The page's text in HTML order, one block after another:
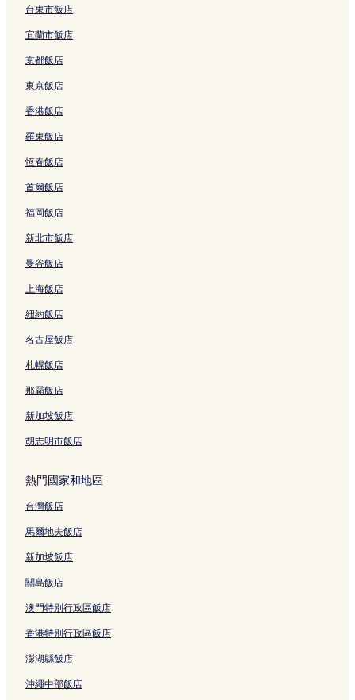
中野的出租公寓
豐島的旅館
豐島的青年旅館
豐島的出租公寓
大久保的出租公寓
港區的青年旅館
東京的青年旅館
東京的飯店式公寓
東京的出租公寓
合羽橋道具街 3 星級飯店
合羽橋道具街 2 星級飯店
台東 3 星級飯店
台東 4 星級飯店
台東 2 星級飯店
閥天堂附近的飯店
木馬亭附近的飯店
蛇骨湯附近的飯店
淺草演藝廳附近的飯店
江戶下町傳統工藝館附近的飯店
一葉紀念博物館附近的飯店
入谷站附近的飯店
朝日啤酒總部大廈附近的飯店
玉姬稻荷神社附近的飯店
台東市飯店
宜蘭市飯店
京都飯店
東京飯店
香港飯店
羅東飯店
恆春飯店
首爾飯店
福岡飯店
新北市飯店
曼谷飯店
上海飯店
紐約飯店
名古屋飯店
札幌飯店
那霸飯店
新加坡飯店
胡志明市飯店
熱門國家和地區
台灣飯店
馬爾地夫飯店
新加坡飯店
關島飯店
澳門特別行政區飯店
香港特別行政區飯店
澎湖縣飯店
沖繩中部飯店